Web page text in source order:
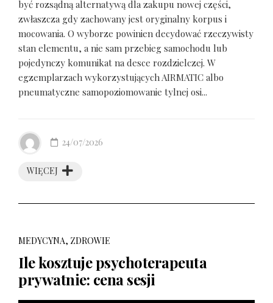
być rozsądną alternatywą dla zakupu nowej części,
zwłaszcza gdy zachowany jest oryginalny korpus i
mocowania. O wyborze powinien decydować rzeczywisty
stan elementu, a nie sam przebieg samochodu lub
pojedynczy komunikat na desce rozdzielczej. W
egzemplarzach wykorzystujących AIRMATIC albo
pneumatyczne samopoziomowanie tylnej osi...
WIĘCEJ
24/07/2026
MEDYCYNA, ZDROWIE
Ile kosztuje psychoterapeuta
prywatnie: cena sesji